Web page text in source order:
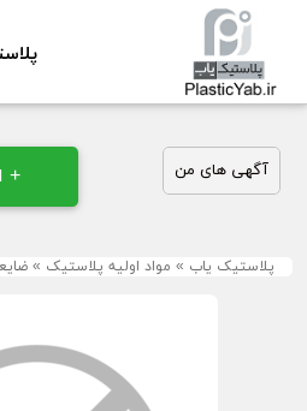
آگهی های من +
پلاستیک یاب » مواد اولیه پلاستیک »